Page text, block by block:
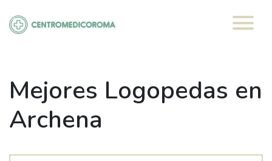
contenido
Mejores Logopedas en
Archena